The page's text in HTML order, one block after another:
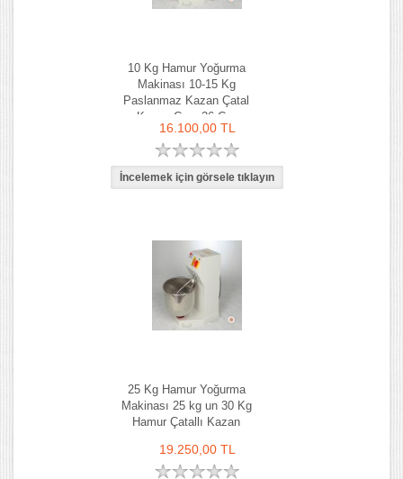
10 Kg Hamur Yoğurma
Makinası 10-15 Kg
Paslanmaz Kazan Çatal
Kazan Çapı 36 Cm
16.100,00 TL
25 Kg Hamur Yoğurma
Makinası 25 kg un 30 Kg
Hamur Çatallı Kazan
19.250,00 TL